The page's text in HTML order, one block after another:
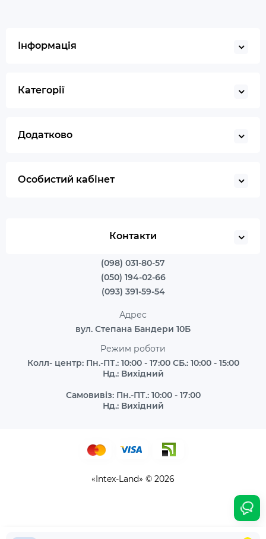
Інформація
Категорії
Додатково
Особистий кабінет
Контакти
(098) 031-80-57
(050) 194-02-66
(093) 391-59-54
Адрес
вул. Степана Бандери 10Б
Режим роботи
Колл- центр: Пн.-ПТ.: 10:00 - 17:00 СБ.: 10:00 - 15:00
Нд.: Вихідний
Самовивіз: Пн.-ПТ.: 10:00 - 17:00
Нд.: Вихідний
«Intex-Land» © 2026